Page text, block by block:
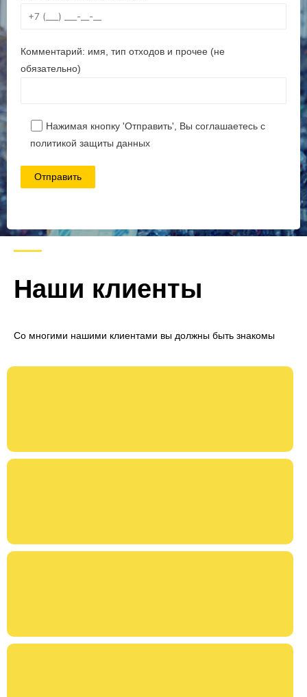
Комментарий: имя, тип отходов и прочее (не
обязательно)
Наши клиенты
Со многими нашими клиентами вы должны быть знакомы